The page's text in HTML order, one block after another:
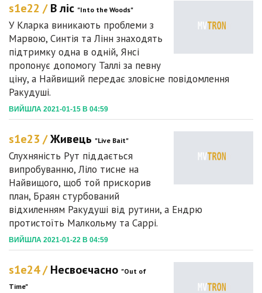
s1e22 /В ліс "Into the Woods"
У Кларка виникають проблеми з
Марвою, Синтія та Лінн знаходять
підтримку одна в одній, Янсі
пропонує допомогу Таллі за певну
ціну, а Найвищий передає зловісне повідомлення
Ракудуші.
ВИЙШЛА 2021-01-15 В 04:59
s1e23 /Живець "Live Bait"
Слухняність Рут піддається
випробуванню, Ліло тисне на
Найвищого, щоб той прискорив
план, Браян стурбований
відхиленням Ракудуші від рутини, а Ендрю
протистоїть Малкольму та Саррі.
ВИЙШЛА 2021-01-22 В 04:59
s1e24 /Несвоєчасно "Out of
Time"